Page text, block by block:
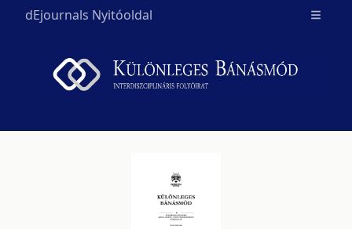
dEjournals Nyitóoldal Open